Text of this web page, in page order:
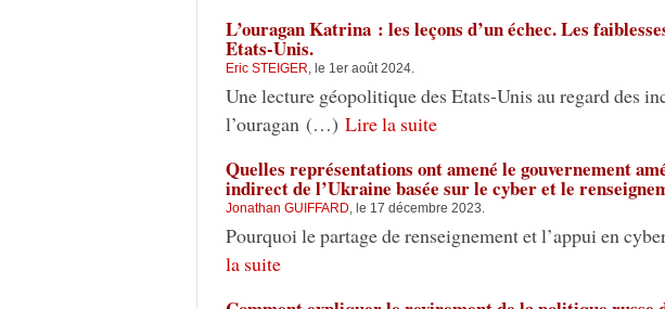
L’ouragan Katrina : les leçons d’un échec. Les
Etats-Unis.
Eric STEIGER , le 1er août 2024.
Une lecture géopolitique des Etats-Unis au regard des
l’ouragan (…) Lire la suite
Quelles représentations ont amené le gouvernement
indirect de l’Ukraine basée sur le cyber et le
Jonathan GUIFFARD , le 17 décembre 2023.
Pourquoi le partage de renseignement et l’appui en
la suite